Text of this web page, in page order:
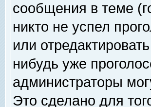
сообщения в теме
никто не успел
или
нибудь уже
администраторы
Это сделано для